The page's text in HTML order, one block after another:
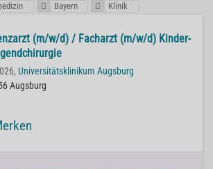
Bayern Klinik
(m/w/d) / Facharzt (m/w/d) Kinder-
Universitätsklinikum Augsburg
Augsburg